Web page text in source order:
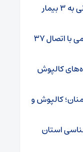
اهدای اعضای کودک ۶ ساله دامغانی به ۳ بیمار
توسعه زیرساخت‌های ارتباطی میامی با اتصال ۳۷
کالپوش
کالپوش و
استان